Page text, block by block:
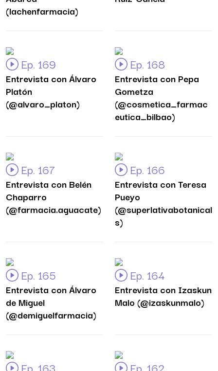
(lachenfarmacia)
Ep. 169
Entrevista con Álvaro
Platón
(@alvaro_platon)
Ep. 168
Entrevista con Pepa
Gometza
(@cosmetica_farmac
eutica_bilbao)
Ep. 167
Entrevista con Belén
Chaparro
(@farmacia.aguacate)
Ep. 166
Entrevista con Teresa
Pueyo
(@superlativabotanical
s)
Ep. 165
Entrevista con Álvaro
de Miguel
(@demiguelfarmacia)
Ep. 164
Entrevista con Izaskun
Malo (@izaskunmalo)